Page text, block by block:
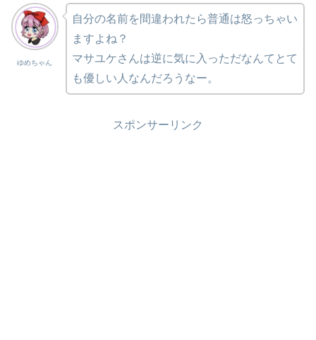
ゆめちゃん
自分の名前を間違われたら普通は怒っちゃい
ますよね？
マサユケさんは逆に気に入っただなんてとて
も優しい人なんだろうなー。
スポンサーリンク